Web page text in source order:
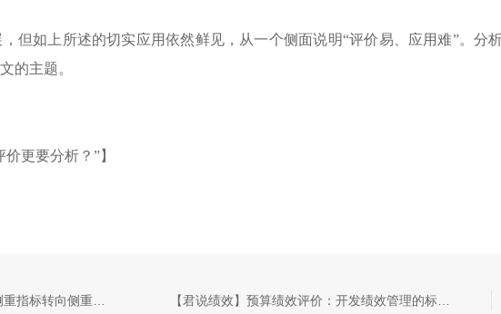
但如上所述的切实应用依然鲜见，从一个侧面说明“评价易、应用难”。分
的主题。
价更要分析？”】